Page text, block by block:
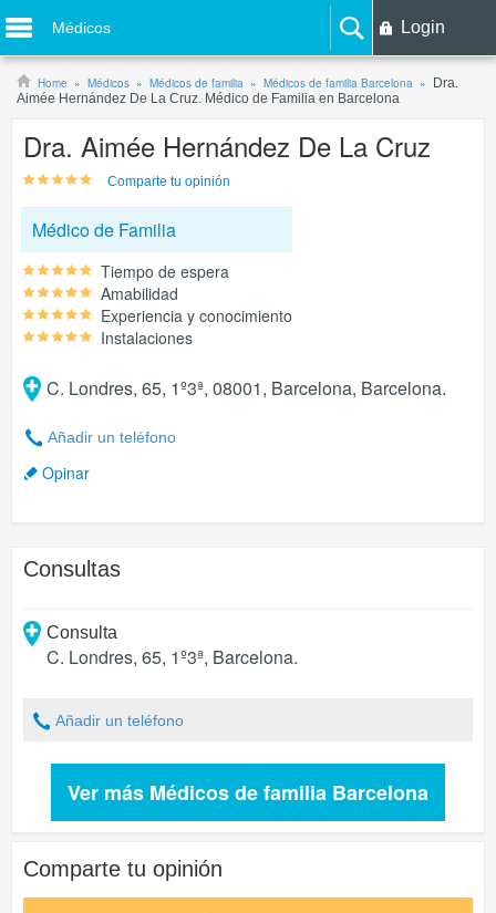
Médicos Login
Home Médicos Médicos de familia Médicos de familia Barcelona
Dra.
Aimée Hernández De La Cruz. Médico de Familia en Barcelona
Dra. Aimée Hernández De La Cruz
Comparte tu opinión
Médico de Familia
Tiempo de espera
Amabilidad
Experiencia y conocimiento
Instalaciones
C. Londres, 65, 1º3ª, 08001, Barcelona, Barcelona.
Añadir un teléfono
Opinar
Consultas
Consulta
C. Londres, 65, 1º3ª, Barcelona.
Añadir un teléfono
Ver más Médicos de familia Barcelona
Comparte tu opinión